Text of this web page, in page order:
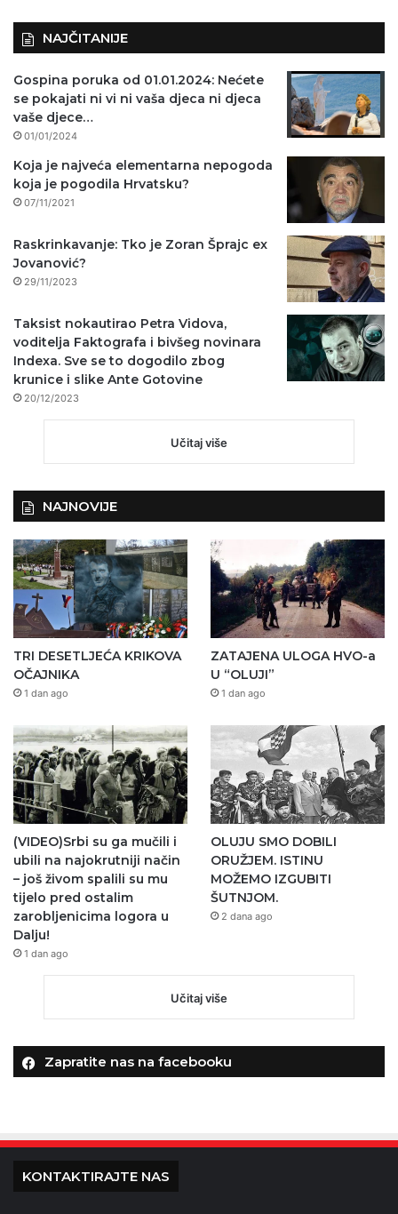
NAJČITANIJE
Gospina poruka od 01.01.2024: Nećete
se pokajati ni vi ni vaša djeca ni djeca
vaše djece…
01/01/2024
Koja je najveća elementarna nepogoda
koja je pogodila Hrvatsku?
07/11/2021
Raskrinkavanje: Tko je Zoran Šprajc ex
Jovanović?
29/11/2023
Taksist nokautirao Petra Vidova,
voditelja Faktografa i bivšeg novinara
Indexa. Sve se to dogodilo zbog
krunice i slike Ante Gotovine
20/12/2023
Učitaj više
NAJNOVIJE
TRI DESETLJEĆA KRIKOVA
OČAJNIKA
1 dan ago
ZATAJENA ULOGA HVO-a
U “OLUJI”
1 dan ago
(VIDEO)Srbi su ga mučili i
ubili na najokrutniji način
– još živom spalili su mu
tijelo pred ostalim
zarobljenicima logora u
Dalju!
1 dan ago
OLUJU SMO DOBILI
ORUŽJEM. ISTINU
MOŽEMO IZGUBITI
ŠUTNJOM.
2 dana ago
Učitaj više
Zapratite nas na facebooku
KONTAKTIRAJTE NAS